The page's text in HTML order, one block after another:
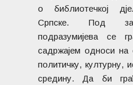
о библиотечкој
Српске. Под
подразумијева се
садржајем односи на
политичку, културну,
средину. Да би